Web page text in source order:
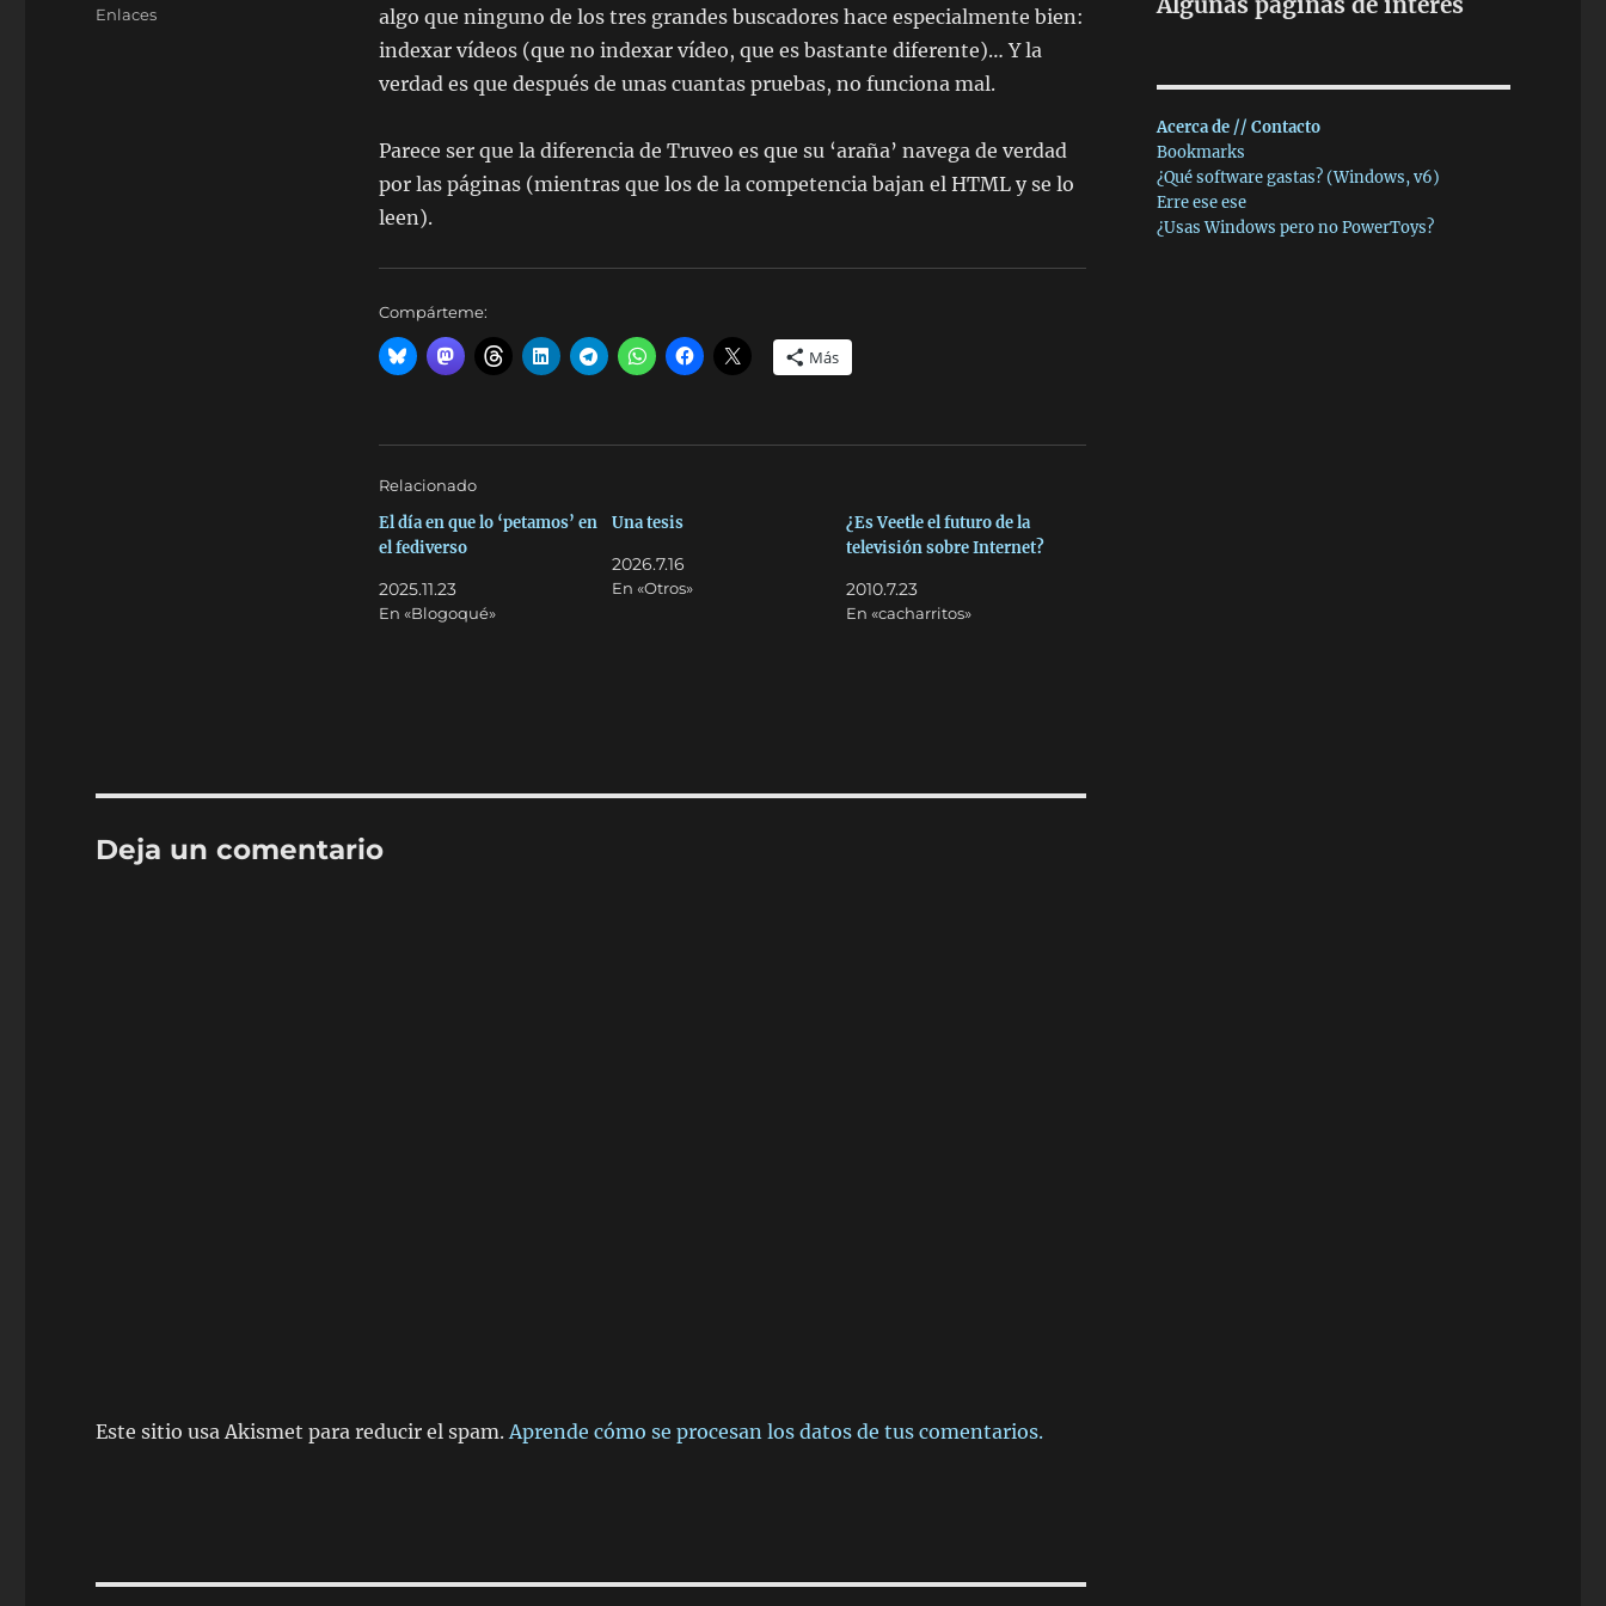
algo que ninguno de los tres grandes buscadores hace especialmente bien:
indexar vídeos (que no indexar vídeo, que es bastante diferente)… Y la
verdad es que después de unas cuantas pruebas, no funciona mal.
Parece ser que la diferencia de Truveo es que su ‘araña’ navega de verdad
por las páginas (mientras que los de la competencia bajan el HTML y se lo
leen).
Compárteme:
Más
Relacionado
El día en que lo ‘petamos’ en
el fediverso
2025.11.23
En «Blogoqué»
Una tesis
2026.7.16
En «Otros»
¿Es Veetle el futuro de la
televisión sobre Internet?
2010.7.23
En «cacharritos»
Categorías
Enlaces
Deja un comentario
Este sitio usa Akismet para reducir el spam.Aprende cómo se procesan los datos de tus comentarios.
Acerca de // Contacto
Bookmarks
¿Qué software gastas? (Windows, v6)
Erre ese ese
¿Usas Windows pero no PowerToys?